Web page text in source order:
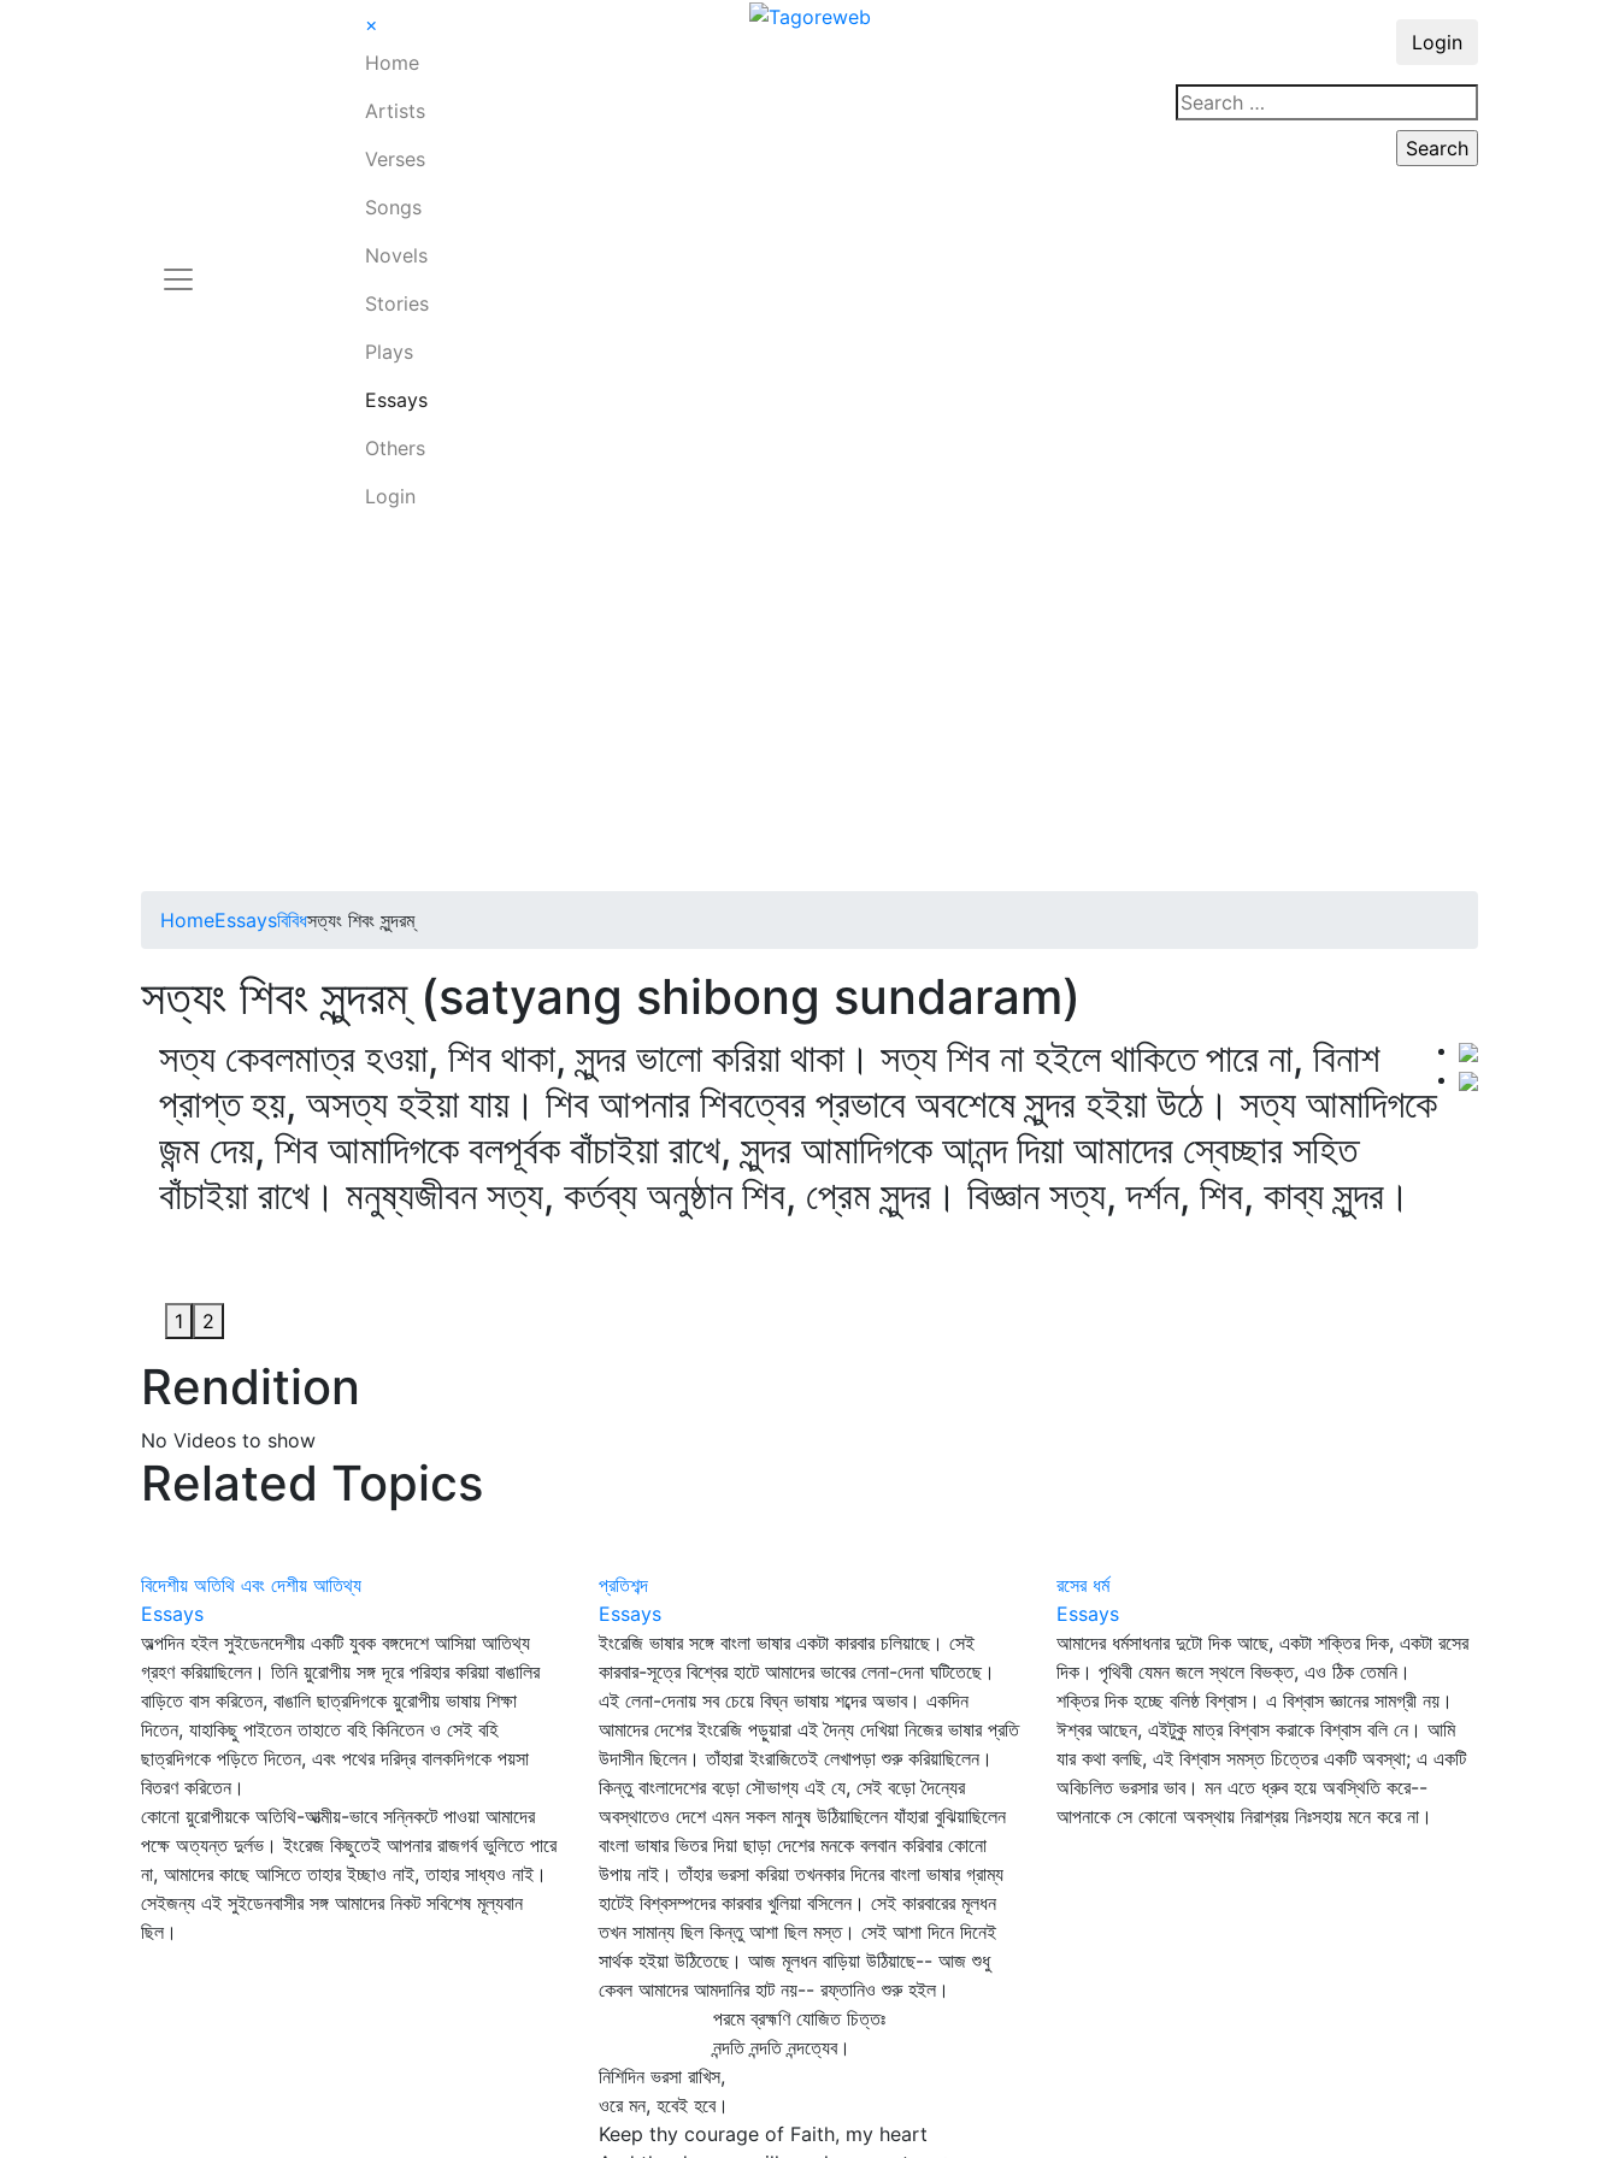
×
Home
Artists
Verses
Songs
Novels
Stories
Plays
Essays
Others
Login
Login
HomeEssaysবিবিধসত্যং শিবং সুন্দরম্
সত্যং শিবং সুন্দরম্ (satyang shibong sundaram)
সত্য কেবলমাত্র হওয়া, শিব থাকা, সুন্দর ভালো করিয়া থাকা। সত্য শিব না হইলে থাকিতে পারে না, বিনাশ
প্রাপ্ত হয়, অসত্য হইয়া যায়। শিব আপনার শিবত্বের প্রভাবে অবশেষে সুন্দর হইয়া উঠে। সত্য আমাদিগকে
জন্ম দেয়, শিব আমাদিগকে বলপূর্বক বাঁচাইয়া রাখে, সুন্দর আমাদিগকে আনন্দ দিয়া আমাদের স্বেচ্ছার সহিত
বাঁচাইয়া রাখে। মনুষ্যজীবন সত্য, কর্তব্য অনুষ্ঠান শিব, প্রেম সুন্দর। বিজ্ঞান সত্য, দর্শন, শিব, কাব্য সুন্দর।
1 2
Rendition
No Videos to show
Related Topics
বিদেশীয় অতিথি এবং দেশীয় আতিথ্য
Essays
অল্পদিন হইল সুইডেনদেশীয় একটি যুবক বঙ্গদেশে আসিয়া আতিথ্য
গ্রহণ করিয়াছিলেন। তিনি য়ুরোপীয় সঙ্গ দূরে পরিহার করিয়া বাঙালির
বাড়িতে বাস করিতেন, বাঙালি ছাত্রদিগকে য়ুরোপীয় ভাষায় শিক্ষা
দিতেন, যাহাকিছু পাইতেন তাহাতে বহি কিনিতেন ও সেই বহি
ছাত্রদিগকে পড়িতে দিতেন, এবং পথের দরিদ্র বালকদিগকে পয়সা
বিতরণ করিতেন।
কোনো য়ুরোপীয়কে অতিথি-আত্মীয়-ভাবে সন্নিকটে পাওয়া আমাদের
পক্ষে অত্যন্ত দুর্লভ। ইংরেজ কিছুতেই আপনার রাজগর্ব ভুলিতে পারে
না, আমাদের কাছে আসিতে তাহার ইচ্ছাও নাই, তাহার সাধ্যও নাই।
সেইজন্য এই সুইডেনবাসীর সঙ্গ আমাদের নিকট সবিশেষ মূল্যবান
ছিল।
প্রতিশব্দ
Essays
ইংরেজি ভাষার সঙ্গে বাংলা ভাষার একটা কারবার চলিয়াছে। সেই
কারবার-সূত্রে বিশ্বের হাটে আমাদের ভাবের লেনা-দেনা ঘটিতেছে।
এই লেনা-দেনায় সব চেয়ে বিঘ্ন ভাষায় শব্দের অভাব। একদিন
আমাদের দেশের ইংরেজি পড়ুয়ারা এই দৈন্য দেখিয়া নিজের ভাষার প্রতি
উদাসীন ছিলেন। তাঁহারা ইংরাজিতেই লেখাপড়া শুরু করিয়াছিলেন।
কিন্তু বাংলাদেশের বড়ো সৌভাগ্য এই যে, সেই বড়ো দৈন্যের
অবস্থাতেও দেশে এমন সকল মানুষ উঠিয়াছিলেন যাঁহারা বুঝিয়াছিলেন
বাংলা ভাষার ভিতর দিয়া ছাড়া দেশের মনকে বলবান করিবার কোনো
উপায় নাই। তাঁহার ভরসা করিয়া তখনকার দিনের বাংলা ভাষার গ্রাম্য
হাটেই বিশ্বসম্পদের কারবার খুলিয়া বসিলেন। সেই কারবারের মূলধন
তখন সামান্য ছিল কিন্তু আশা ছিল মস্ত। সেই আশা দিনে দিনেই
সার্থক হইয়া উঠিতেছে। আজ মূলধন বাড়িয়া উঠিয়াছে-- আজ শুধু
কেবল আমাদের আমদানির হাট নয়-- রফ্‌তানিও শুরু হইল।
পরমে ব্রহ্মণি যোজিত চিত্তঃ
নন্দতি নন্দতি নন্দত্যেব।
নিশিদিন ভরসা রাখিস,
ওরে মন, হবেই হবে।
Keep thy courage of Faith, my heart
রসের ধর্ম
Essays
আমাদের ধর্মসাধনার দুটো দিক আছে, একটা শক্তির দিক, একটা রসের
দিক। পৃথিবী যেমন জলে স্থলে বিভক্ত, এও ঠিক তেমনি।
শক্তির দিক হচ্ছে বলিষ্ঠ বিশ্বাস। এ বিশ্বাস জ্ঞানের সামগ্রী নয়।
ঈশ্বর আছেন, এইটুকু মাত্র বিশ্বাস করাকে বিশ্বাস বলি নে। আমি
যার কথা বলছি, এই বিশ্বাস সমস্ত চিত্তের একটি অবস্থা; এ একটি
অবিচলিত ভরসার ভাব। মন এতে ধ্রুব হয়ে অবস্থিতি করে--
আপনাকে সে কোনো অবস্থায় নিরাশ্রয় নিঃসহায় মনে করে না।